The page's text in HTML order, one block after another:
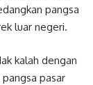
pangsa
luar negeri.
kalah dengan
pasar